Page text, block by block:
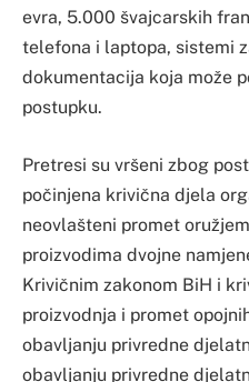
evra, 5.000 švajcarskih
telefona i laptopa, sistemi
dokumentacija koja može
postupku.
Pretresi su vršeni zbog
počinjena krivična djela
neovlašteni promet
proizvodima dvojne
Krivičnim zakonom BiH i
proizvodnja i promet
obavljanju privredne
obavljanju privredne